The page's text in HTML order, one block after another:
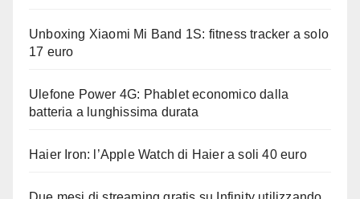
Unboxing Xiaomi Mi Band 1S: fitness tracker a solo
17 euro
Ulefone Power 4G: Phablet economico dalla
batteria a lunghissima durata
Haier Iron: l’Apple Watch di Haier a soli 40 euro